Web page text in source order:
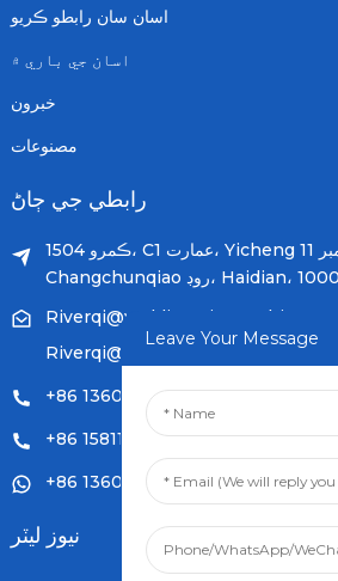
اسان سان رابطو ڪريو
اسان جي باري ۾
خبرون
مصنوعات
رابطي جي ڄاڻ
ڪمرو 1504، C1 عمارت، Yicheng مرڪز نمبر 11،
Riverqi@weldingwiremachine.com
Riverqi@vip.126.com
+86 13601249252
+86 15811121796
+86 13601249252
نيوز ليٽر
Leave Your Message